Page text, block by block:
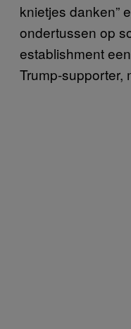
knietjes danken”
ondertussen op
establishment
Trump-supporter,